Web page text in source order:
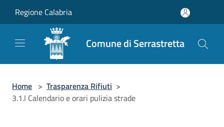
Regione Calabria
Comune di Serrastretta
Home > Trasparenza Rifiuti >
3.1.I Calendario e orari pulizia strade